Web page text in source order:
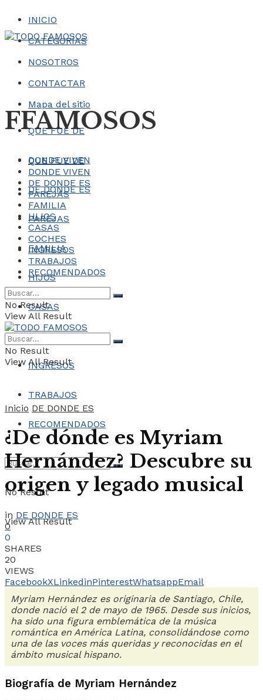
INICIO
CATEGORÍAS
NOSOTROS
CONTACTAR
Mapa del sitio
FFAMOSOS
QUE FUE DE
DONDE VIVEN
DE DONDE ES
PAREJAS
FAMILIA
HIJOS
CASAS
COCHES
INGRESOS
TRABAJOS
RECOMENDADOS
No Result
View All Result
QUE FUE DE
DONDE VIVEN
DE DONDE ES
PAREJAS
FAMILIA
HIJOS
CASAS
COCHES
INGRESOS
TRABAJOS
RECOMENDADOS
No Result
View All Result
No Result
View All Result
Inicio DE DONDE ES
¿De dónde es Myriam
Hernández? Descubre su
origen y legado musical
in DE DONDE ES
0
0
SHARES
20
VIEWS
FacebookXLinkedinPinterestWhatsappEmail
Myriam Hernández es originaria de Santiago, Chile,
donde nació el 2 de mayo de 1965. Desde sus inicios,
ha sido una figura emblemática de la música
romántica en América Latina, consolidándose como
una de las voces más queridas y reconocidas en el
ámbito musical hispano.
Biografía de Myriam Hernández